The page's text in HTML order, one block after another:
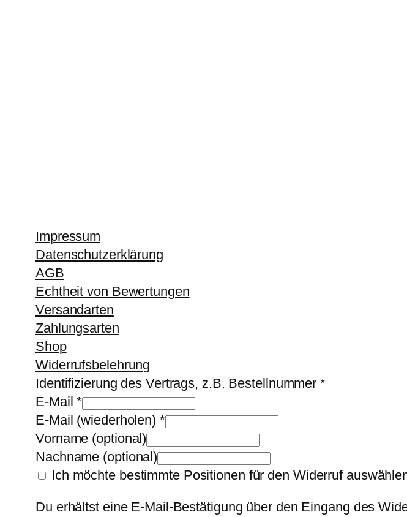
Impressum
Datenschutzerklärung
AGB
Echtheit von Bewertungen
Versandarten
Zahlungsarten
Shop
Widerrufsbelehrung
Identifizierung des Vertrags, z.B. Bestellnummer*
E-Mail*
E-Mail (wiederholen) *
Vorname (optional)
Nachname (optional)
Ich möchte bestimmte Positionen für den Widerruf
Du erhältst eine E-Mail-Bestätigung über den Eingang des